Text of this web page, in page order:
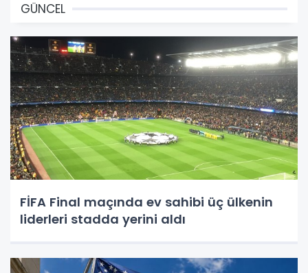
GÜNCEL
FİFA Final maçında ev sahibi üç ülkenin
liderleri stadda yerini aldı